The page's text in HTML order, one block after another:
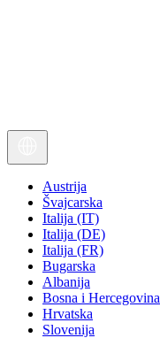
Austrija
Švajcarska
Italija (IT)
Italija (DE)
Italija (FR)
Bugarska
Albanija
Bosna i Hercegovina
Hrvatska
Slovenija